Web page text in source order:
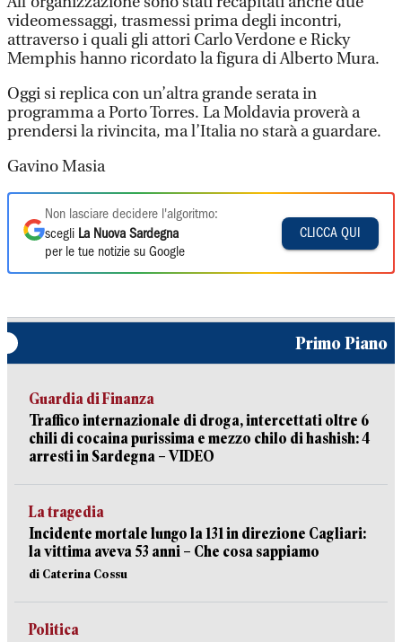
videomessaggi, trasmessi prima degli incontri,
attraverso i quali gli attori Carlo Verdone e Ricky
Memphis hanno ricordato la figura di Alberto Mura.
Oggi si replica con un’altra grande serata in
programma a Porto Torres. La Moldavia proverà a
prendersi la rivincita, ma l’Italia no starà a guardare.
Gavino Masia
Non lasciare decidere l'algoritmo:
scegli La Nuova Sardegna
per le tue notizie su Google
CLICCA QUI
Primo Piano
Guardia di Finanza
Traffico internazionale di droga, intercettati oltre 6
chili di cocaina purissima e mezzo chilo di hashish: 4
arresti in Sardegna – VIDEO
La tragedia
Incidente mortale lungo la 131 in direzione Cagliari:
la vittima aveva 53 anni – Che cosa sappiamo
di Caterina Cossu
Politica